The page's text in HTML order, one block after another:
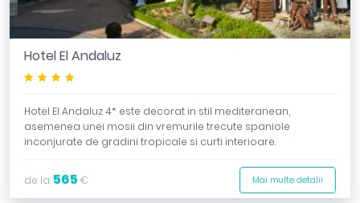
Hotel El Andaluz
Hotel El Andaluz 4* este decorat in stil mediteranean,
asemenea unei mosii din vremurile trecute spaniole
inconjurate de gradini tropicale si curti interioare.
de la: 565 € Mai multe detalii